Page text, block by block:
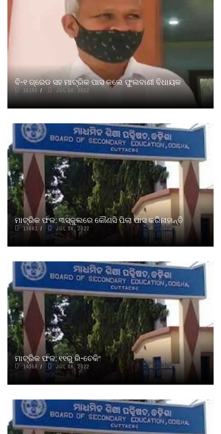
ବି-୧ ଗ୍ରେଡ ସହ ମାଟ୍ରିକ ପାସ କଲେ ଫୁଲବାଣୀ ବିଧାୟକ
15190 JUL 06, 2022
ମାଟ୍ରିକ ଫଳ: ୩ସ୍କୁଲରେ କୌଣସି ପିଲା ପାସ କରିନାହାନ୍ତି
13661 JUL 06, 2022
ମାଟ୍ରିକ ଫଳ: ୧୧ରୁ ରି-ଚେକିଂ
14358 JUL 06, 2022